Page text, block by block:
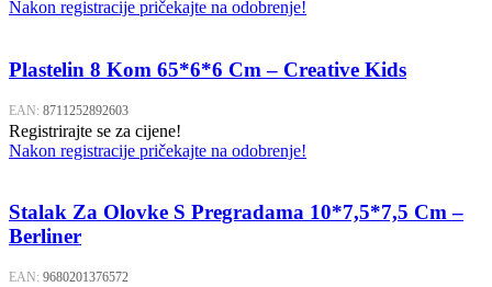
Nakon registracije pričekajte na odobrenje!
Plastelin 8 Kom 65*6*6 Cm – Creative Kids
EAN: 8711252892603
Registrirajte se za cijene!
Nakon registracije pričekajte na odobrenje!
Stalak Za Olovke S Pregradama 10*7,5*7,5 Cm –
Berliner
EAN: 9680201376572